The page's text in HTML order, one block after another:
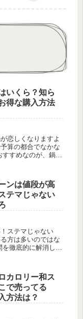
いくら？知ら
得な購入方法
恋しくなりますよ
算の都合でなかな
すめなのが、鍋ス
ンは値段が高
テマじゃない
ステマじゃない
方は多いのではな
徹底的に解消し、
カロリー和ス
で売ってる
方法は？